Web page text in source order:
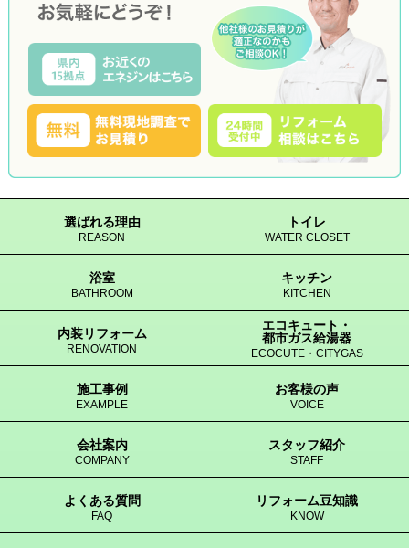
選ばれる理由
REASON
トイレ
WATER CLOSET
浴室
BATHROOM
キッチン
KITCHEN
内装リフォーム
RENOVATION
エコキュート・
都市ガス給湯器
ECOCUTE・CITYGAS
施工事例
EXAMPLE
お客様の声
VOICE
会社案内
COMPANY
スタッフ紹介
STAFF
よくある質問
FAQ
リフォーム豆知識
KNOW